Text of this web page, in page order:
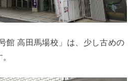
館 高田馬場校」は、少し古めの